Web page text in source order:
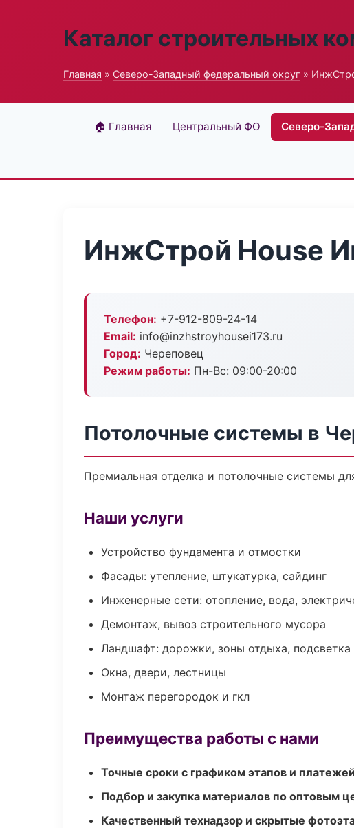
Каталог строительных
Главная » Северо-Западный федеральный округ »
🏠 Главная Центральный ФО Северо-
ИнжСтрой House
Телефон: +7-912-809-24-14
Email: info@inzhstroyhousei173.ru
Город: Череповец
Режим работы: Пн-Вс: 09:00-20:00
Потолочные системы в
Премиальная отделка и потолочные системы
Наши услуги
Устройство фундамента и отмостки
Фасады: утепление, штукатурка, сайдинг
Инженерные сети: отопление, вода,
Демонтаж, вывоз строительного мусора
Ландшафт: дорожки, зоны отдыха, подсветка
Окна, двери, лестницы
Монтаж перегородок и гкл
Преимущества работы с нами
Точные сроки с графиком этапов и платежей
Подбор и закупка материалов по оптовым
Качественный технадзор и скрытые